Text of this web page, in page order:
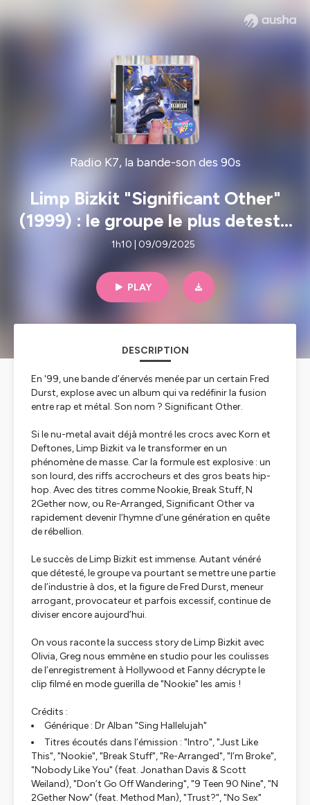
Radio K7, la bande-son des 90s
Limp Bizkit "Significant Other"
(1999) : le groupe le plus detesté
du néo métal
1h10 | 09/09/2025
PLAY
DESCRIPTION
En '99, une bande d’énervés menée par un certain Fred
Durst, explose avec un album qui va redéfinir la fusion
entre rap et métal. Son nom ? Significant Other.
Si le nu-metal avait déjà montré les crocs avec Korn et
Deftones, Limp Bizkit va le transformer en un
phénomène de masse. Car la formule est explosive : un
son lourd, des riffs accrocheurs et des gros beats hip-
hop. Avec des titres comme Nookie, Break Stuff, N
2Gether now, ou Re-Arranged, Significant Other va
rapidement devenir l’hymne d’une génération en quête
de rébellion.
Le succès de Limp Bizkit est immense. Autant vénéré
que détesté, le groupe va pourtant se mettre une partie
de l’industrie à dos, et la figure de Fred Durst, meneur
arrogant, provocateur et parfois excessif, continue de
diviser encore aujourd’hui.
On vous raconte la success story de Limp Bizkit avec
Olivia, Greg nous emmène en studio pour les coulisses
de l’enregistrement à Hollywood et Fanny décrypte le
clip filmé en mode guerilla de "Nookie" les amis !
Crédits :
Générique : Dr Alban "Sing Hallelujah"
Titres écoutés dans l’émission : "Intro", "Just Like
This", "Nookie", "Break Stuff", "Re-Arranged", "I’m Broke",
"Nobody Like You" (feat. Jonathan Davis & Scott
Weiland), "Don’t Go Off Wandering", "9 Teen 90 Nine", "N
2Gether Now" (feat. Method Man), "Trust?", "No Sex"